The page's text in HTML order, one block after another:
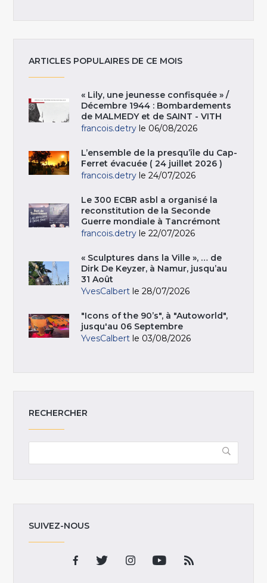
ARTICLES POPULAIRES DE CE MOIS
« Lily, une jeunesse confisquée » /
Décembre 1944 : Bombardements
de MALMEDY et de SAINT - VITH
francois.detry le 06/08/2026
L’ensemble de la presqu’île du Cap-
Ferret évacuée ( 24 juillet 2026 )
francois.detry le 24/07/2026
Le 300 ECBR asbl a organisé la
reconstitution de la Seconde
Guerre mondiale à Tancrémont
francois.detry le 22/07/2026
« Sculptures dans la Ville », … de
Dirk De Keyzer, à Namur, jusqu’au
31 Août
YvesCalbert le 28/07/2026
"Icons of the 90’s", à "Autoworld",
jusqu'au 06 Septembre
YvesCalbert le 03/08/2026
RECHERCHER
SUIVEZ-NOUS